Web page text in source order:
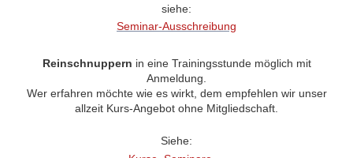
siehe:
Seminar-Ausschreibung
Reinschnuppern in eine Trainingsstunde möglich mit
Anmeldung.
Wer erfahren möchte wie es wirkt, dem empfehlen wir unser
allzeit Kurs-Angebot ohne Mitgliedschaft.
Siehe: